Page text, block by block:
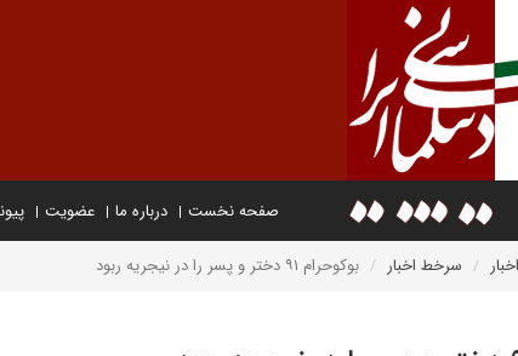
صفحه نخست درباره ما عضویت
اخبار سرخط اخبار بوکوحرام ۹۱ دختر و پسر را در نیجریه ربود